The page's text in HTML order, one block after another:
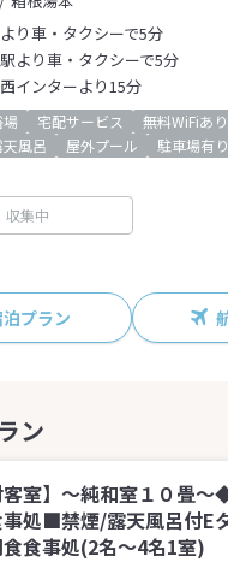
り車・タクシーで5分
より車・タクシーで5分
インターより15分
宅配サービス 無料WiFiあり
天風呂 屋外プール 駐車場有り
収集中
プラン
客室】～純和室１０畳
処■禁煙/露天風呂付E
食事処(2名～4名1室)